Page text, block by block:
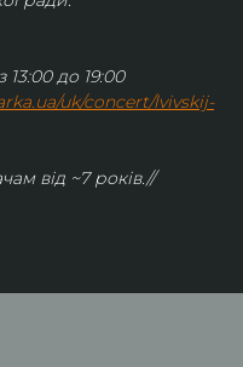
13:00 до 19:00
uk/concert/lvivskij-
від ~7 років.//